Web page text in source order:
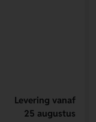
Levering vanaf
25 augustus